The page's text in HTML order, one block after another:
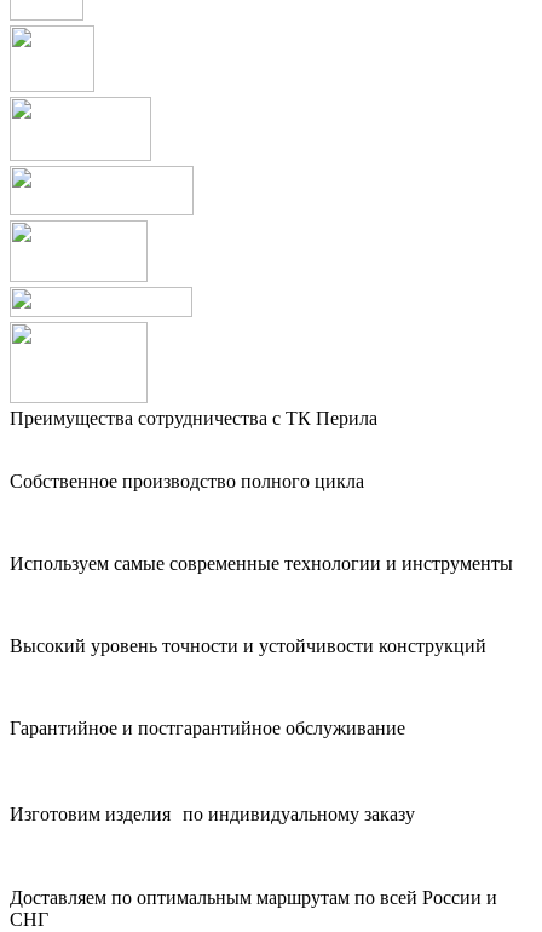
Преимущества сотрудничества с ТК Перила
Собственное производство полного цикла
Используем самые современные технологии и инструменты
Высокий уровень точности и устойчивости конструкций
Гарантийное и постгарантийное обслуживание
Изготовим изделия по индивидуальному заказу
Доставляем по оптимальным маршрутам по всей России и
СНГ